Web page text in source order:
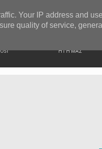
Η ΓΗ ΜΑΣ
Your IP address and
quality of service,